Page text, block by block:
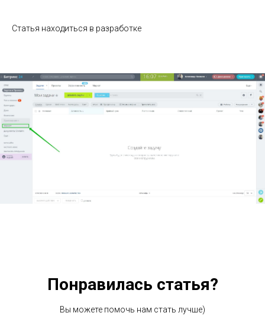
Статья находиться в разработке
Понравилась статья?
Вы можете помочь нам стать лучше)